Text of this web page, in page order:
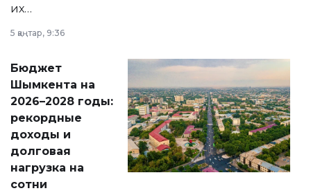
их
принести
народу
Венесуэлы.
5 қаңтар, 9:36
Бюджет
Шымкента на
2026–2028 годы:
рекордные
доходы и
долговая
нагрузка на
сотни